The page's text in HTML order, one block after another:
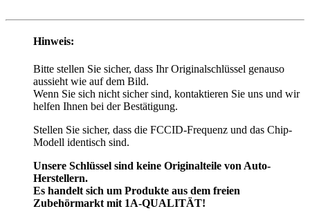
Hinweis:
Bitte stellen Sie sicher, dass Ihr Originalschlüssel genauso
aussieht wie auf dem Bild.
Wenn Sie sich nicht sicher sind, kontaktieren Sie uns und wir
helfen Ihnen bei der Bestätigung.
Stellen Sie sicher, dass die FCCID-Frequenz und das Chip-
Modell identisch sind.
Unsere Schlüssel sind keine Originalteile von Auto-
Herstellern.
Es handelt sich um Produkte aus dem freien
Zubehörmarkt mit 1A-QUALITÄT!